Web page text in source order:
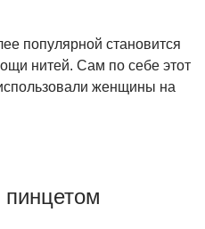
популярной становится
нитей. Сам по себе этот
женщины на
пинцетом